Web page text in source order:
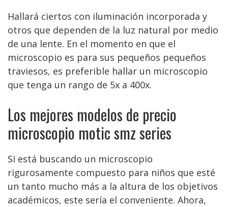
Hallará ciertos con iluminación incorporada y
otros que dependen de la luz natural por medio
de una lente. En el momento en que el
microscopio es para sus pequeños pequeños
traviesos, es preferible hallar un microscopio
que tenga un rango de 5x a 400x.
Los mejores modelos de precio
microscopio motic smz series
Si está buscando un microscopio
rigurosamente compuesto para niños que esté
un tanto mucho más a la altura de los objetivos
académicos, este sería el conveniente. Ahora,